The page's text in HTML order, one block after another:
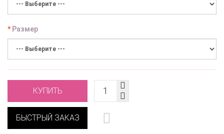
Размер
КУПИТЬ
БЫСТРЫЙ ЗАКАЗ